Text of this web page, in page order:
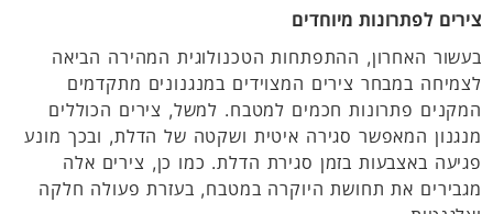
צירים לפתרונות מיוחדים
בעשור האחרון, ההתפתחות הטכנולוגית המהירה הביאה
לצמיחה במבחר צירים המצוידים במנגנונים מתקדמים
המקנים פתרונות חכמים למטבח. למשל, צירים הכוללים
מנגנון המאפשר סגירה איטית ושקטה של הדלת, ובכך מונע
פגיעה באצבעות בזמן סגירת הדלת. כמו כן, צירים אלה
מגבירים את תחושת היוקרה במטבח, בעזרת פעולה חלקה